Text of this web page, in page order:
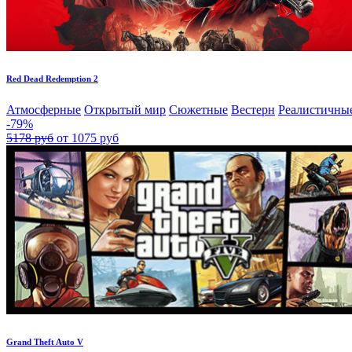
Red Dead Redemption 2
Атмосферные Открытый мир Сюжетные Вестерн
-79%
5178 руб от 1075 руб
Grand Theft Auto V